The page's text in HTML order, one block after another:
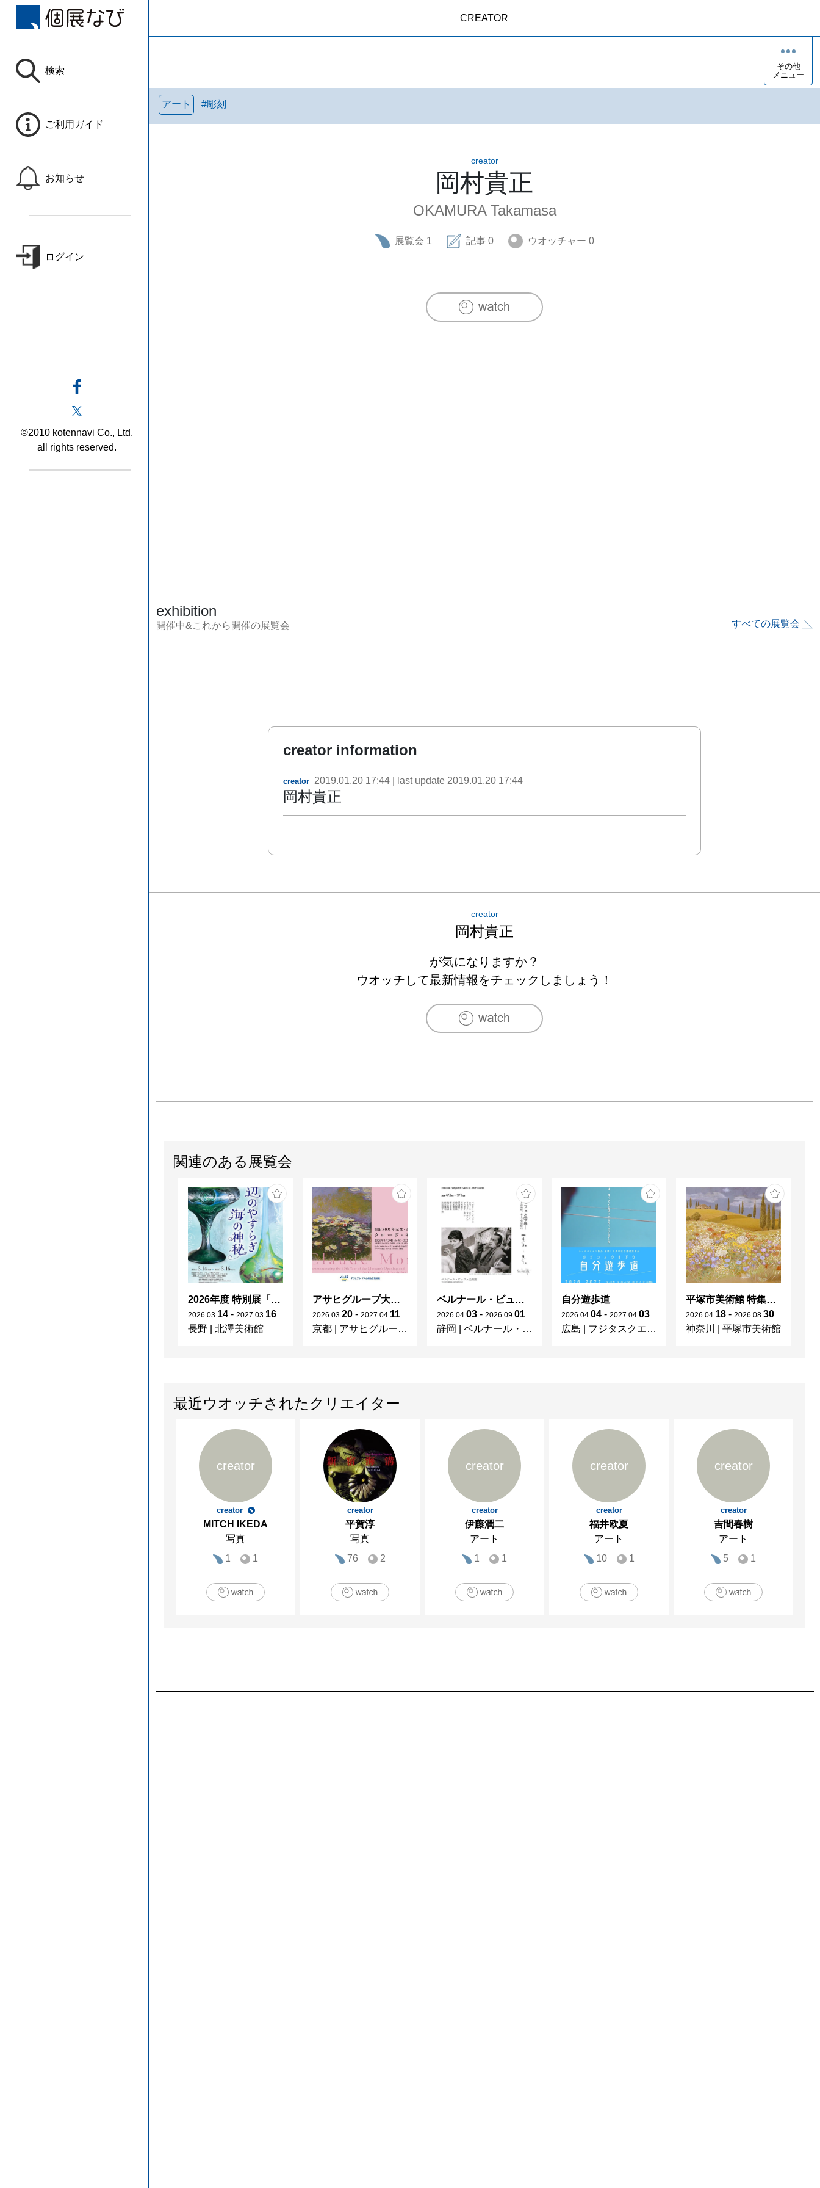
検索
ご利用ガイド
お知らせ
ログイン
©2010 kotennavi Co., Ltd.
all rights reserved.
CREATOR
その他
メニュー
アート #彫刻
creator
岡村貴正
OKAMURA Takamasa
展覧会 1 記事 0 ウオッチャー 0
exhibition
開催中&これから開催の展覧会 すべての展覧会
creator information
creator 2019.01.20 17:44 | last update 2019.01.20 17:44
岡村貴正
creator
岡村貴正
が気になりますか？
ウオッチして最新情報をチェックしましょう！
関連のある展覧会
2026年度 特別展「ガレとドーム、アール･ヌーヴォーのガラス 水辺のやすらぎ、海の神秘」
2026 03 14 - 2027 03 16
長野
北澤美術館
アサヒグループ大山崎山荘美術館 開館30周年記念展「没後100年 クロード・モネ」
2026 03 20 - 2027 04 11
京都
アサヒグループ大山崎山荘美術館
ベルナール・ビュフェと写真 ーカメラがとらえたビュフェとその時代、そして21 世紀へ
2026 04 03 - 2026 09 01
静岡
ベルナール・ビュフェ美術館
自分遊歩道
2026 04 04 - 2027 04 03
広島
フジタスクエアまるくる大野
平塚市美術館 特集展 花の表現、その多様性／特別展示 新収蔵品展
2026 04 18 - 2026 08 30
神奈川
平塚市美術館
最近ウオッチされたクリエイター
creator
creator
MITCH IKEDA
写真
1
1
creator
平賀淳
写真
76
2
creator
creator
伊藤潤二
アート
1
1
creator
creator
福井欧夏
アート
10
1
creator
creator
吉間春樹
アート
5
1